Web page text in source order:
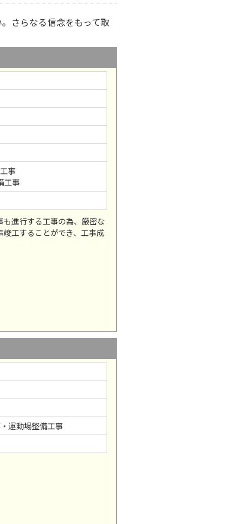
さらなる信念をもって取
事
工事
進行する工事の為、厳密な
工することができ、工事成
運動場整備工事